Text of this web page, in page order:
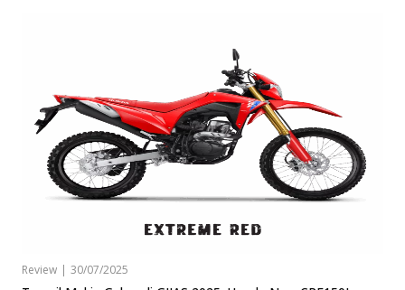
Review | 30/07/2025